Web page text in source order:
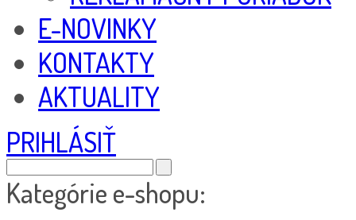
E-NOVINKY
KONTAKTY
AKTUALITY
PRIHLÁSIŤ
Kategórie e-shopu: